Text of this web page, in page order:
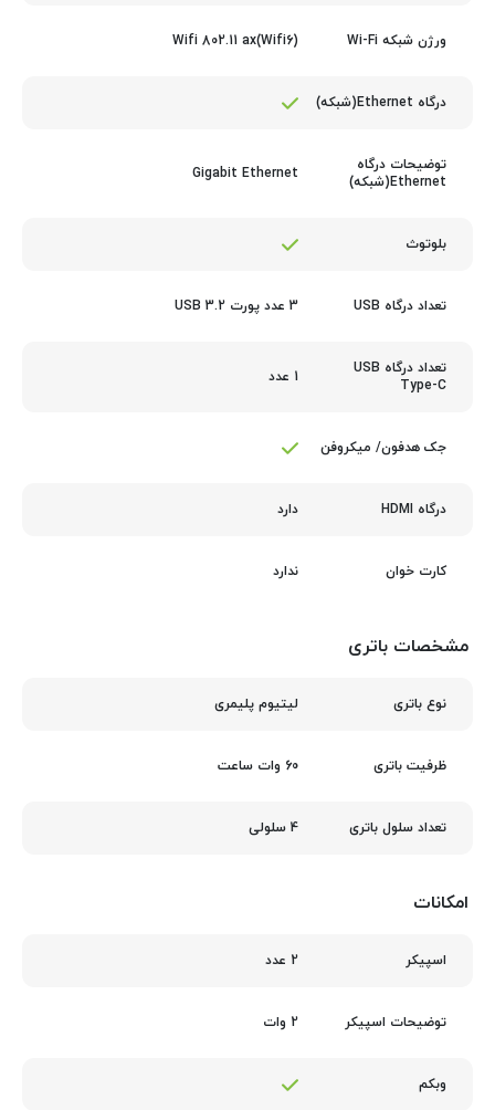
ورژن شبکه Wi-Fi Wifi 802.11 ax(Wifi6)
درگاه Ethernet(شبکه)
توضیحات درگاه
Ethernet(شبکه)
Gigabit Ethernet
بلوتوث
تعداد درگاه USB 3 عدد پورت USB 3.2
تعداد درگاه USB
Type-C
1 عدد
جک هدفون/ میکروفن
درگاه HDMI دارد
کارت‌ خوان ندارد
مشخصات باتری
نوع باتری لیتیوم پلیمری
ظرفیت باتری 60 وات ساعت
تعداد سلول باتری 4 سلولی
امکانات
اسپیکر 2 عدد
توضیحات اسپیکر 2 وات
وبکم